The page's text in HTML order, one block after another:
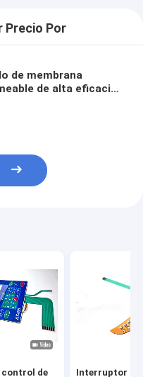
Precio Por
de membrana
de alta eficacia
control de Interruptor de